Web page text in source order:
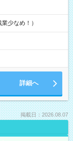
少なめ！）
詳細へ
掲載日：2026.08.07